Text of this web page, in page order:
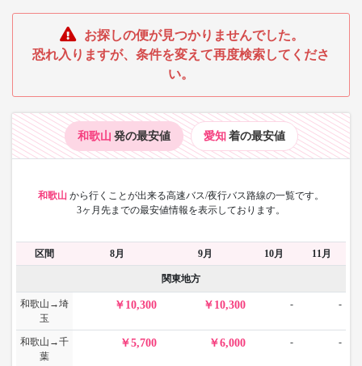
お探しの便が見つかりませんでした。
恐れ入りますが、条件を変えて再度検索してくださ
い。
和歌山 発の最安値 愛知 着の最安値
和歌山 から行くことが出来る高速バス/夜行バス路線の一覧です。
3ヶ月先までの最安値情報を表示しております。
区間 8月 9月 10月 11月
関東地方
和歌山→埼
玉
10,300 10,300 - -
和歌山→千
葉
5,700 6,000 - -